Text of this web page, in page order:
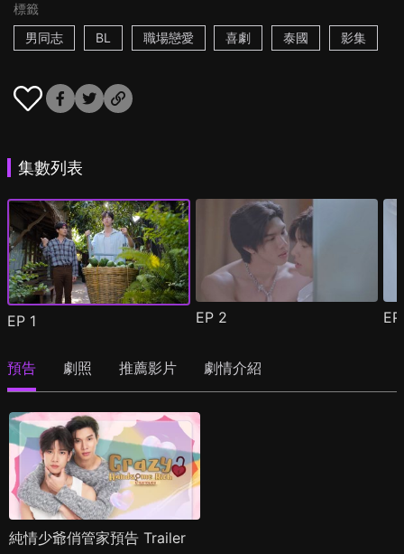
標籤
男同志
BL 職場戀愛 喜劇 泰國 影集
集數列表
EP 1 EP 2
預告 劇照 推薦影片 劇情介紹
純情少爺俏管家預告 Trailer